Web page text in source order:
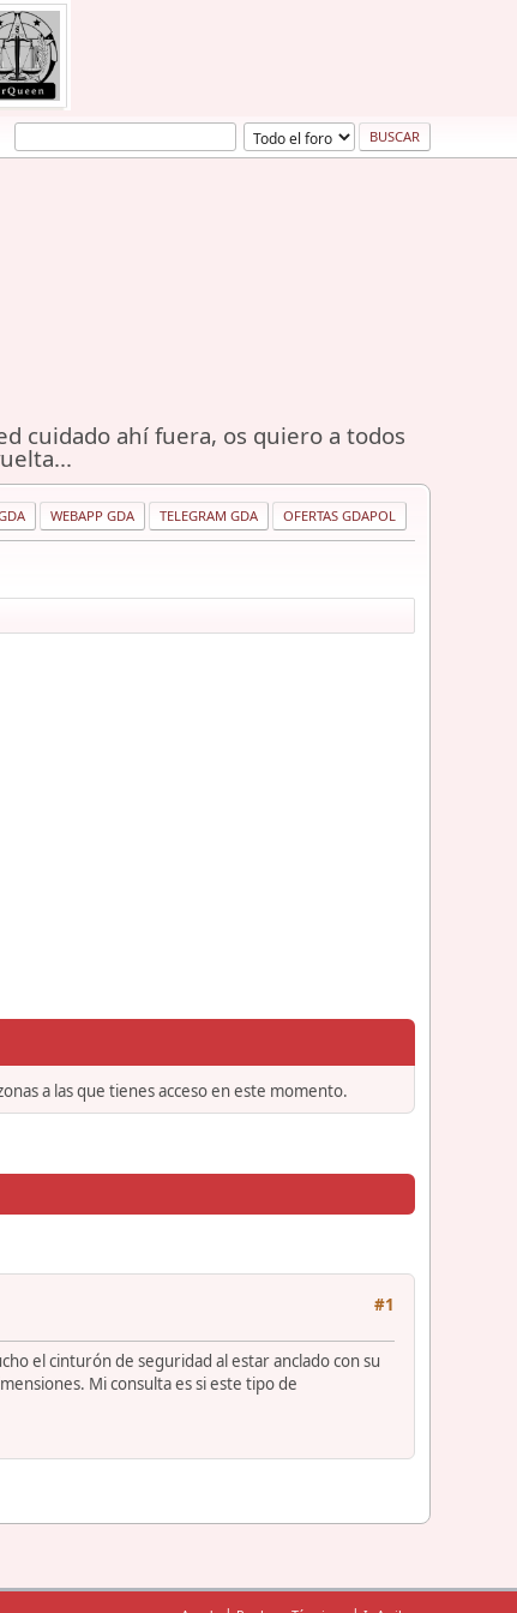
cuidado ahí fuera, os quiero a todos
WEBAPP GDA TELEGRAM GDA OFERTAS GDAPOL
a las que tienes acceso en este momento.
#1
el cinturón de seguridad al estar anclado con su
Mi consulta es si este tipo de